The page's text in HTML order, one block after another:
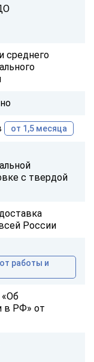
среднего
от 1,5 месяца
с твердой
России
работы и
в РФ» от